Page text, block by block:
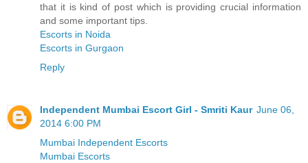
that it is kind of post which is providing crucial information
and some important tips.
Escorts in Noida
Escorts in Gurgaon
Reply
Independent Mumbai Escort Girl - Smriti Kaur June 06,
2014 6:00 PM
Mumbai Independent Escorts
Mumbai Escorts